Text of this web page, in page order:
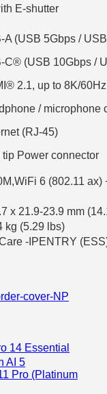
E-shutter
5Gbps / USB
(USB 10Gbps /
2.1, up to 8K/60Hz
/ microphone
(RJ-45)
Power connector
6 (802.11 ax)
x 21.9-23.9 mm
kg (5.29 lbs)
-IPENTRY
14 Essential
AI 5
Pro (Platinum